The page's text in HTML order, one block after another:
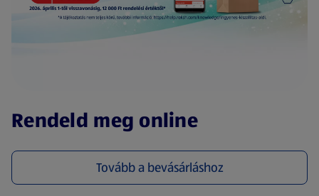
Rendeld meg online
Tovább a bevásárláshoz
(új oldalon nyílik meg)